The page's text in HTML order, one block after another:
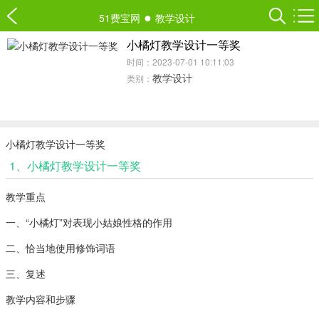
51费宝网 ● 教学设计
小橘灯教学设计一等奖
时间：2023-07-01 10:11:03
类别： 教学设计
小橘灯教学设计一等奖
1、小橘灯教学设计一等奖
教学重点
一、“小橘灯”对表现小姑娘性格的作用
二、恰当地使用修饰词语
三、复述
教学内容和步骤